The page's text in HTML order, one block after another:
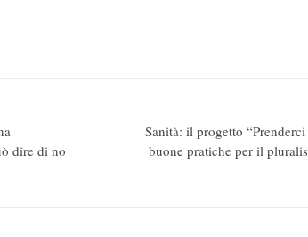
dire di no
Sanità: il progetto
buone pratiche per il